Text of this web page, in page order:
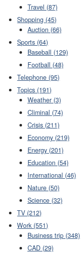
Travel (87)
Shopping (45)
Auction (66)
Sports (64)
Baseball (129)
Football (48)
Telephone (95)
Topics (191)
Weather (3)
Climinal (74)
Crisis (211)
Economy (219)
Energy (201)
Education (54)
International (46)
Nature (50)
Science (32)
TV (212)
Work (551)
Business trip (348)
CAD (29)